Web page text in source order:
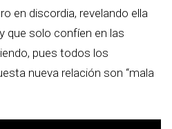
en discordia, revelando ella
que solo confíen en las
pues todos los
nueva relación son “mala